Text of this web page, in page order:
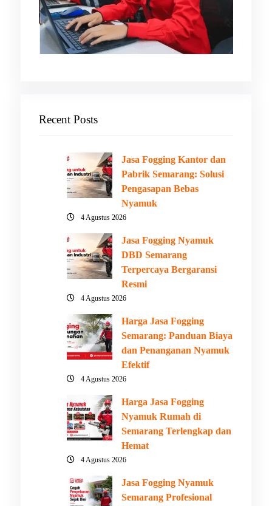
Recent Posts
Jasa Fogging Kantor dan
Pabrik Semarang: Solusi
Pengasapan Bebas
Nyamuk
4 Agustus 2026
Jasa Fogging Nyamuk
DBD Semarang
Terpercaya Bergaransi
Resmi
4 Agustus 2026
Harga Jasa Fogging
Semarang: Panduan Biaya
dan Penanganan Nyamuk
Efektif
4 Agustus 2026
Harga Jasa Fogging
Nyamuk Rumah di
Semarang Terlengkap dan
Hemat
4 Agustus 2026
Jasa Fogging Nyamuk
Semarang Profesional